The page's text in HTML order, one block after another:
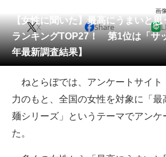
会員記事
メディア
注目記事を集めた総合ページ
ITの今と未来を見通す
スマホと通信の最新トレンド
【女性に聞いた】最高にうまいと思
ランキングTOP27！ 第1位は「サ
年最新調査結果】
画
X Share
ねとらぼでは、アンケートサイト
力のもと、全国の女性を対象に「最
麺シリーズ」というテーマでアンケ
た。